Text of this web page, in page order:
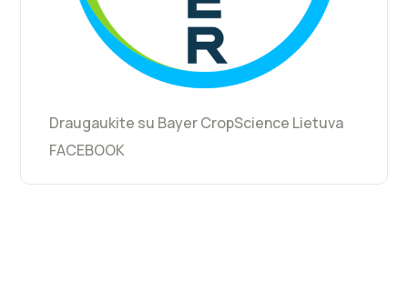
Draugaukite su Bayer CropScience Lietuva
FACEBOOK